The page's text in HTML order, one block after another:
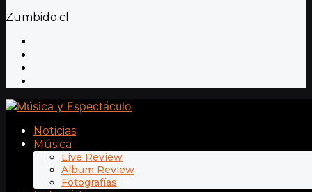
Zumbido.cl
Noticias
Música
Live Review
Album Review
Fotografías